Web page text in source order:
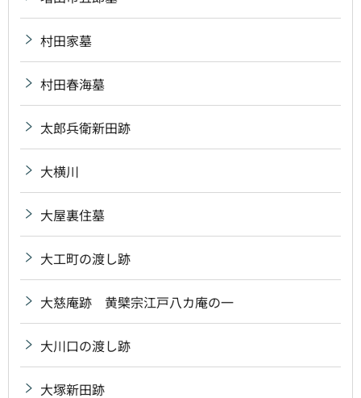
村田家墓
村田春海墓
太郎兵衛新田跡
大横川
大屋裏住墓
大工町の渡し跡
大慈庵跡 黄檗宗江戸八カ庵の一
大川口の渡し跡
大塚新田跡